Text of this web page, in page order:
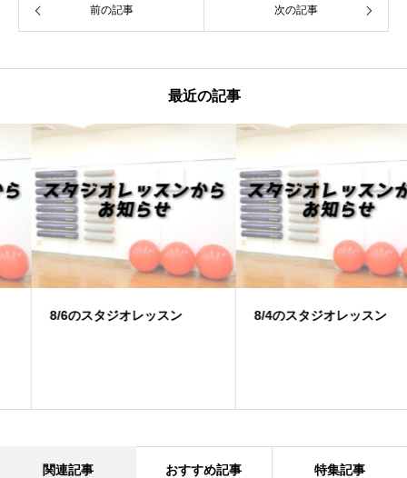
前の記事 次の記事
最近の記事
8/6のスタジオレッスン 8/4のスタジオレッスン
関連記事 おすすめ記事 特集記事